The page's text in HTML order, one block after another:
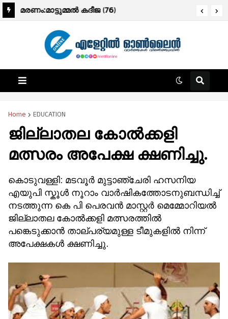
മരണം:മാട്ടുമ്മൽ കദീജ (76)
പ്രഭാത വാർത്തകൾ.
Home EDUCATION
ജില്ലാതല കോൽക്കളി
മത്സരം അപേക്ഷ ക്ഷണിച്ചു.
കൊടുവള്ളി: മടവൂർ മുട്ടാഞ്ചേരി ഹസനിയ
എയുപി സ്കൂൾ നൂറാം വാർഷികത്തോടനുബന്ധിച്ച്
നടത്തുന്ന കെ പി പെരവൻ മാസ്റ്റർ മെമ്മോറിയൽ
ജില്ലാതല കോൽക്കളി മത്സരത്തിൽ
പങ്കെടുക്കാൻ താല്പര്യമുള്ള ടീമുകളിൽ നിന്ന്
അപേക്ഷകൾ ക്ഷണിച്ചു.